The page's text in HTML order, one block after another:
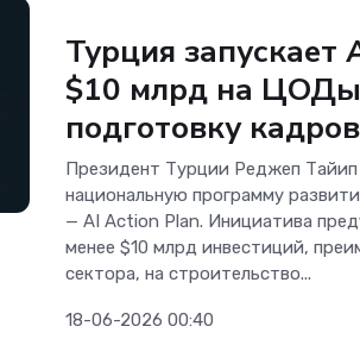
Турция запускает
$10 млрд на
подготовку кадров
Президент Турции Реджеп Тайип
национальную программу
— AI Action Plan. Инициатива
менее $10 млрд инвестиций,
сектора, на строительство...
18-06-2026 00:40